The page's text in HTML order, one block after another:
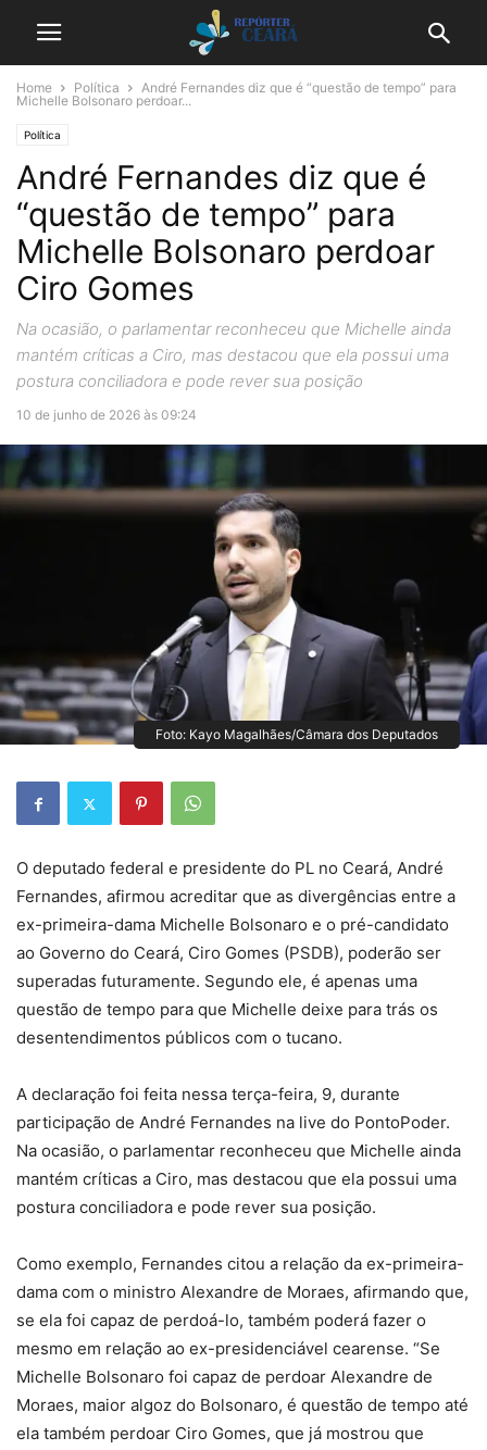
Home Política
André Fernandes diz que é “questão de tempo” para
Michelle Bolsonaro perdoar...
Política
André Fernandes diz que é
“questão de tempo” para
Michelle Bolsonaro perdoar
Ciro Gomes
Na ocasião, o parlamentar reconheceu que Michelle ainda
mantém críticas a Ciro, mas destacou que ela possui uma
postura conciliadora e pode rever sua posição
10 de junho de 2026 às 09:24
Foto: Kayo Magalhães/Câmara dos Deputados
O deputado federal e presidente do PL no Ceará, André
Fernandes, afirmou acreditar que as divergências entre a
ex-primeira-dama Michelle Bolsonaro e o pré-candidato
ao Governo do Ceará, Ciro Gomes (PSDB), poderão ser
superadas futuramente. Segundo ele, é apenas uma
questão de tempo para que Michelle deixe para trás os
desentendimentos públicos com o tucano.
A declaração foi feita nessa terça-feira, 9, durante
participação de André Fernandes na live do PontoPoder.
Na ocasião, o parlamentar reconheceu que Michelle ainda
mantém críticas a Ciro, mas destacou que ela possui uma
postura conciliadora e pode rever sua posição.
Como exemplo, Fernandes citou a relação da ex-primeira-
dama com o ministro Alexandre de Moraes, afirmando que,
se ela foi capaz de perdoá-lo, também poderá fazer o
mesmo em relação ao ex-presidenciável cearense. “Se
Michelle Bolsonaro foi capaz de perdoar Alexandre de
Moraes, maior algoz do Bolsonaro, é questão de tempo até
ela também perdoar Ciro Gomes, que já mostrou que